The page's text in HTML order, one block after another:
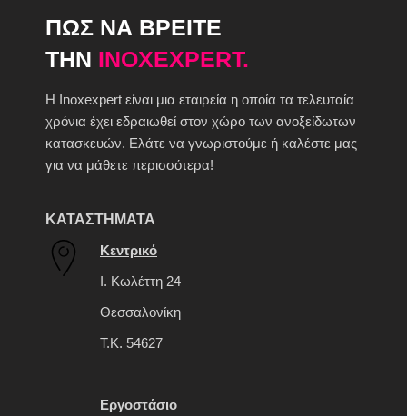
ΠΩΣ ΝΑ ΒΡΕΙΤΕ
ΤΗΝ INOXEXPERT.
H Inoxexpert είναι μια εταιρεία η οποία τα τελευταία
χρόνια έχει εδραιωθεί στον χώρο των ανοξείδωτων
κατασκευών. Ελάτε να γνωριστούμε ή καλέστε μας
για να μάθετε περισσότερα!
ΚΑΤΑΣΤΗΜΑΤΑ
Κεντρικό
Ι. Κωλέττη 24
Θεσσαλονίκη
Τ.Κ. 54627
Εργοστάσιο